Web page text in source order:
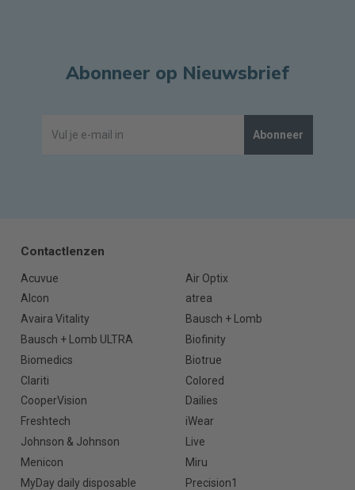
Abonneer op Nieuwsbrief
Abonneer
Contactlenzen
Acuvue
Air Optix
Alcon
atrea
Avaira Vitality
Bausch + Lomb
Bausch + Lomb ULTRA
Biofinity
Biomedics
Biotrue
Clariti
Colored
CooperVision
Dailies
Freshtech
iWear
Johnson & Johnson
Live
Menicon
Miru
MyDay daily disposable
Precision1